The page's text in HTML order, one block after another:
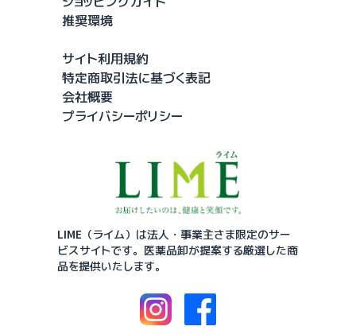
LIME（ライム）は法人・事業主さま限定のサー
ビスサイトです。 医薬品卸が提案する厳選した商
品を提供いたします。
推奨環境
サイト利用規約
特定商取引法に基づく表記
会社概要
プライバシーポリシー